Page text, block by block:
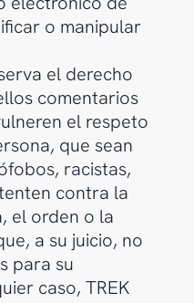
o manipular
el derecho
comentarios
el respeto
que sean
racistas,
contra la
el orden o la
a su juicio, no
para su
caso, TREK